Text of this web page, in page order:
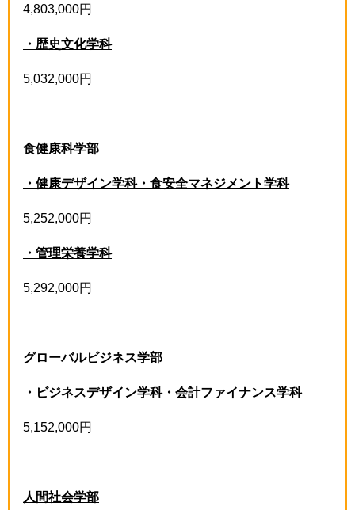
4,803,000円
・歴史文化学科
5,032,000円
食健康科学部
・健康デザイン学科・食安全マネジメント学科
5,252,000円
・管理栄養学科
5,292,000円
グローバルビジネス学部
・ビジネスデザイン学科・会計ファイナンス学科
5,152,000円
人間社会学部